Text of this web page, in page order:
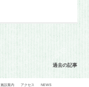
過去の記事
施設案内 アクセス NEWS